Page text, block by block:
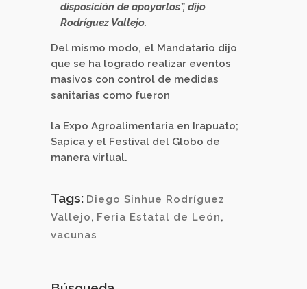
disposición de apoyarlos”, dijo
Rodríguez Vallejo.
Del mismo modo, el Mandatario dijo
que se ha logrado realizar eventos
masivos con control de medidas
sanitarias como fueron
la Expo Agroalimentaria en Irapuato;
Sapica y el Festival del Globo de
manera virtual.
Tags: Diego Sinhue Rodríguez
Vallejo, Feria Estatal de León,
vacunas